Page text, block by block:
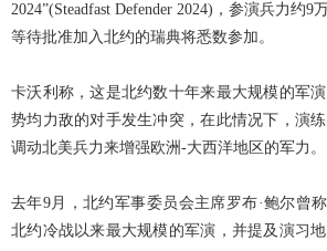
2024”(Steadfast Defender 2024)，参演兵力约9
等待批准加入北约的瑞典将悉数参加。
卡沃利称，这是北约数十年来最大规模的军
势均力敌的对手发生冲突，在此情况下，演
调动北美兵力来增强欧洲-大西洋地区的军力。
去年9月，北约军事委员会主席罗布·鲍尔曾
北约冷战以来最大规模的军演，并提及演习